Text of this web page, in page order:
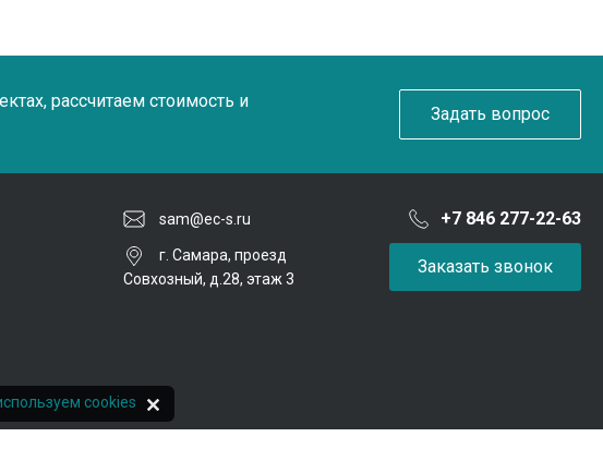
рассчитаем стоимость и
Задать вопрос
sam@ec-s.ru +7 846 277-22-63
г. Самара, проезд
Совхозный, д.28, этаж 3
Заказать звонок
cookies